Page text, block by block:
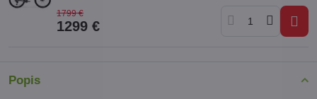
1799 €
1299 €
Popis